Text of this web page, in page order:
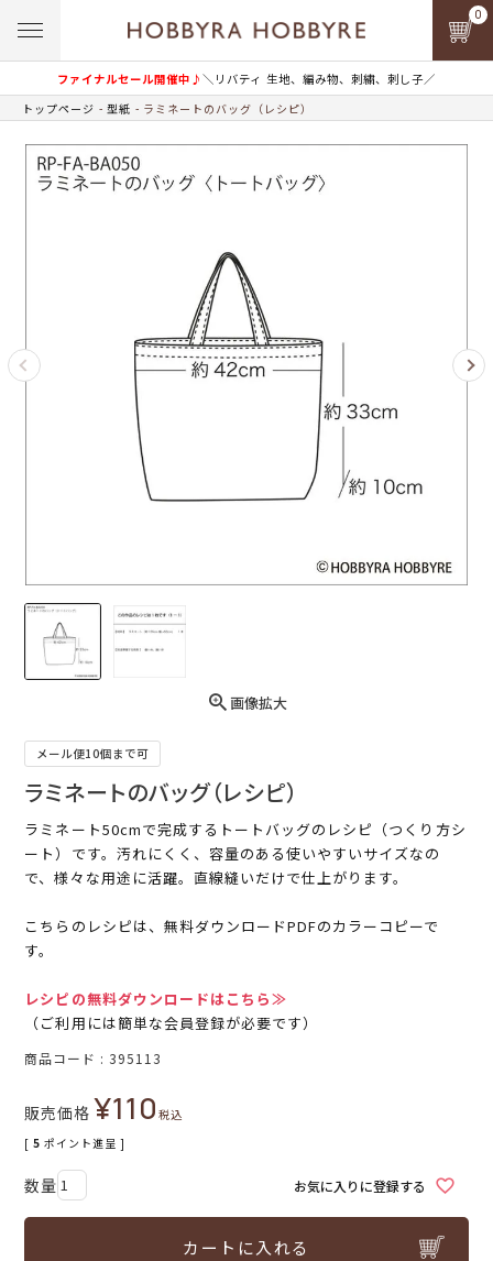
ファイナルセール開催中♪＼リバティ 生地、編み物、刺繍、刺し子／
0
トップページ 型紙 ラミネートのバッグ（レシピ）
画像拡大
メール便10個まで可
ラミネートのバッグ（レシピ）
ラミネート50cmで完成するトートバッグのレシピ（つくり方シ
ート）です。汚れにくく、容量のある使いやすいサイズなの
で、様々な用途に活躍。直線縫いだけで仕上がります。
こちらのレシピは、無料ダウンロードPDFのカラーコピーで
す。
レシピの無料ダウンロードはこちら≫
（ご利用には簡単な会員登録が必要です）
商品コード 395113
販売価格 ¥110税込
[ 5 ポイント進呈 ]
お気に入りに登録する
カートに入れる